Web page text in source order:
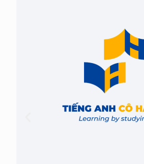
TỔNG HỢP 11 KIỂU
WRITING
Tổng hợp 11 kiểu mở bài có